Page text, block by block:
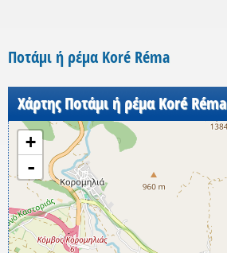
Ποτάμι ή ρέμα Koré Réma
Χάρτης Ποτάμι ή ρέμα Koré Réma
+
-